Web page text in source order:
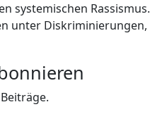
systemischen Rassismus.
unter Diskriminierungen,